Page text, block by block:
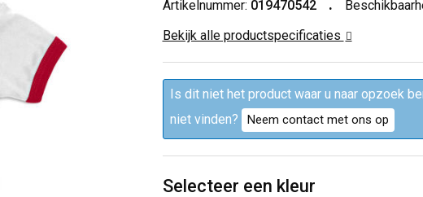
Artikelnummer: 019470542
Bekijk alle productspecificaties
Is dit niet het product waar u naar opzoek
niet vinden?
Neem contact met ons op
Selecteer een kleur